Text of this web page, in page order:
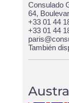
Consulado
64,
+33 01 44
+33 01 44
También